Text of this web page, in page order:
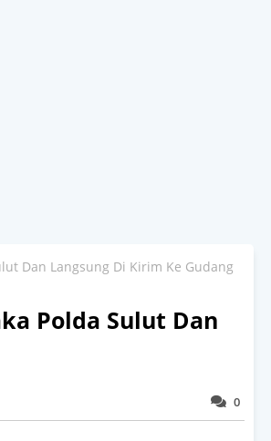
Dan Langsung Di Kirim Ke Gudang
Polda Sulut Dan
0